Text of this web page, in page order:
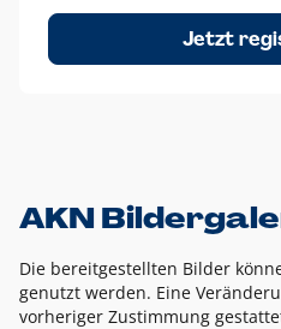
Um das Logo herum muss ein
Höhe bzw. Breite des N aus
Jetzt
AKN
Die bereitgestellten Bilder
genutzt werden. Eine
vorheriger Zustimmung